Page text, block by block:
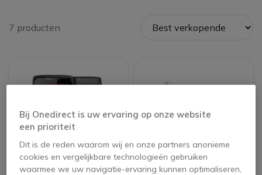
7 producten
Bij Onedirect is uw ervaring op onze website
een prioriteit
Dit is de reden waarom wij en onze partners anonieme
cookies en vergelijkbare technologieën gebruiken
waarmee we uw navigatie-ervaring kunnen optimaliseren,